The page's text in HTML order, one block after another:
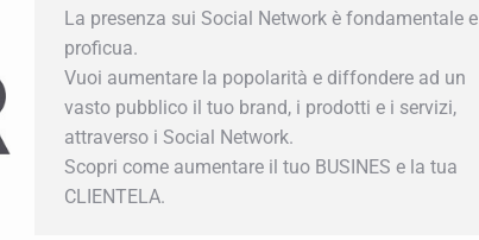
La presenza sui Social Network è fondamentale e
proficua.
Vuoi aumentare la popolarità e diffondere ad un
vasto pubblico il tuo brand, i prodotti e i servizi,
attraverso i Social Network.
Scopri come aumentare il tuo BUSINES e la tua
CLIENTELA.